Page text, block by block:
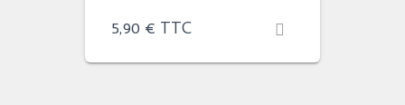
5,90 € TTC